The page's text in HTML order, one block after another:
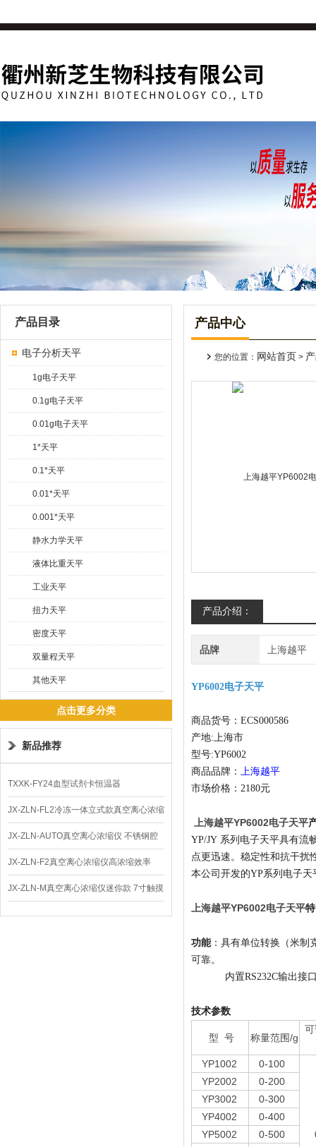
产品目录
电子分析天平
1g电子天平
0.1g电子天平
0.01g电子天平
1*天平
0.1*天平
0.01*天平
0.001*天平
静水力学天平
液体比重天平
工业天平
扭力天平
密度天平
双量程天平
其他天平
点击更多分类
新品推荐
TXXK-FY24血型试剂卡恒温器
JX-ZLN-FL2冷冻一体立式款真空离心浓缩
仪 低温功能
JX-ZLN-AUTO真空离心浓缩仪 不锈钢腔
体
JX-ZLN-F2真空离心浓缩仪高浓缩效率
JX-ZLN-M真空离心浓缩仪迷你款 7寸触摸
屏
产品中心
您的位置： 网站首页 >
产品介绍：
品牌 上海越平
YP6002电子天平
商品货号：ECS000586
产地:上海市
型号:YP6002
商品品牌： 上海越平
市场价格：2180元
上海越平YP6002电子天平
YP/JY 系列电子天平具有流
点更迅速。稳定性和抗干扰
本公司开发的YP系列电子
上海越平YP6002电子天平​
功能：具有单位转换（米制
可靠。
内置RS232C输出接口
技术参数
型 号 称量范围/g
YP1002
0-100
YP2002
0-200
YP3002
0-300
YP4002
0-400
YP5002
0-500